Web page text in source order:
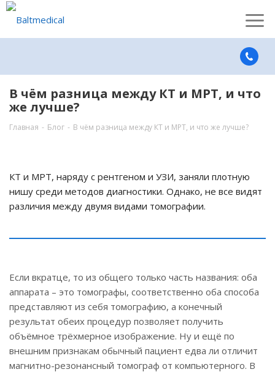
В чём разница между КТ и МРТ, и что
же лучше?
Главная - Блог - В чём разница между КТ и МРТ, и что же лучше?
КТ и МРТ, наряду с рентгеном и УЗИ, заняли плотную
нишу среди методов диагностики. Однако, не все видят
различия между двумя видами томографии.
Если вкратце, то из общего только чаcть названия: оба
аппарата – это томографы, соответственно оба способа
представляют из себя томографию, а конечный
результат обеих процедур позволяет получить
объёмное трёхмерное изображение. Ну и ещё по
внешним признакам обычный пациент едва ли отличит
магнитно-резонансный томограф от компьютерного. В